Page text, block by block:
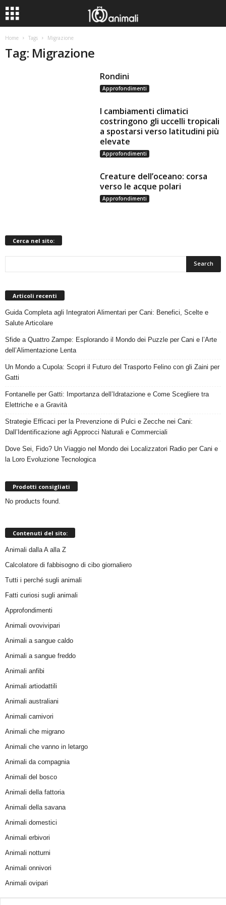
Home Tags Migrazione
Tag: Migrazione
Rondini
Approfondimenti
I cambiamenti climatici
costringono gli uccelli tropicali
a spostarsi verso latitudini più
elevate
Approfondimenti
Creature dell’oceano: corsa
verso le acque polari
Approfondimenti
Cerca nel sito:
Articoli recenti
Guida Completa agli Integratori Alimentari per Cani: Benefici, Scelte e
Salute Articolare
Sfide a Quattro Zampe: Esplorando il Mondo dei Puzzle per Cani e l’Arte
dell’Alimentazione Lenta
Un Mondo a Cupola: Scopri il Futuro del Trasporto Felino con gli Zaini per
Gatti
Fontanelle per Gatti: Importanza dell’Idratazione e Come Scegliere tra
Elettriche e a Gravità
Strategie Efficaci per la Prevenzione di Pulci e Zecche nei Cani:
Dall’Identificazione agli Approcci Naturali e Commerciali
Dove Sei, Fido? Un Viaggio nel Mondo dei Localizzatori Radio per Cani e
la Loro Evoluzione Tecnologica
Prodotti consigliati
No products found.
Contenuti del sito:
Animali dalla A alla Z
Calcolatore di fabbisogno di cibo giornaliero
Tutti i perché sugli animali
Fatti curiosi sugli animali
Approfondimenti
Animali ovovivipari
Animali a sangue caldo
Animali a sangue freddo
Animali anfibi
Animali artiodattili
Animali australiani
Animali carnivori
Animali che migrano
Animali che vanno in letargo
Animali da compagnia
Animali del bosco
Animali della fattoria
Animali della savana
Animali domestici
Animali erbivori
Animali notturni
Animali onnivori
Animali ovipari